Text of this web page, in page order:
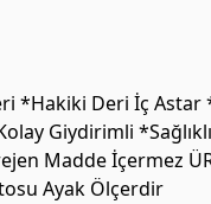
*Hakiki Deri İç
Giydirimli
Madde İçermez
Ayak Ölçerdir